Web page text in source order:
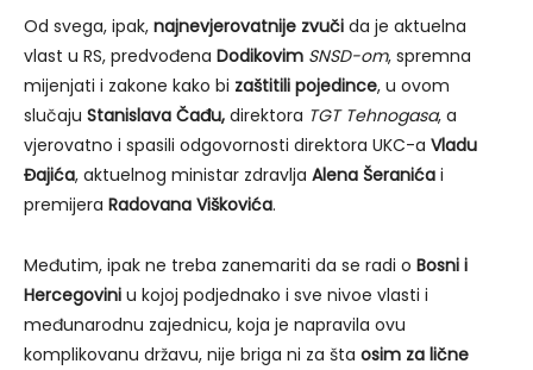
Od svega, ipak, najnevjerovatnije zvuči da je aktuelna
vlast u RS, predvođena Dodikovim SNSD-om, spremna
mijenjati i zakone kako bi zaštitili pojedince, u ovom
slučaju Stanislava Čađu, direktora TGT Tehnogasa, a
vjerovatno i spasili odgovornosti direktora UKC-a Vladu
Đajića, aktuelnog ministar zdravlja Alena Šeranića i
premijera Radovana Viškovića.
Međutim, ipak ne treba zanemariti da se radi o Bosni i
Hercegovini u kojoj podjednako i sve nivoe vlasti i
međunarodnu zajednicu, koja je napravila ovu
komplikovanu državu, nije briga ni za šta osim za lične